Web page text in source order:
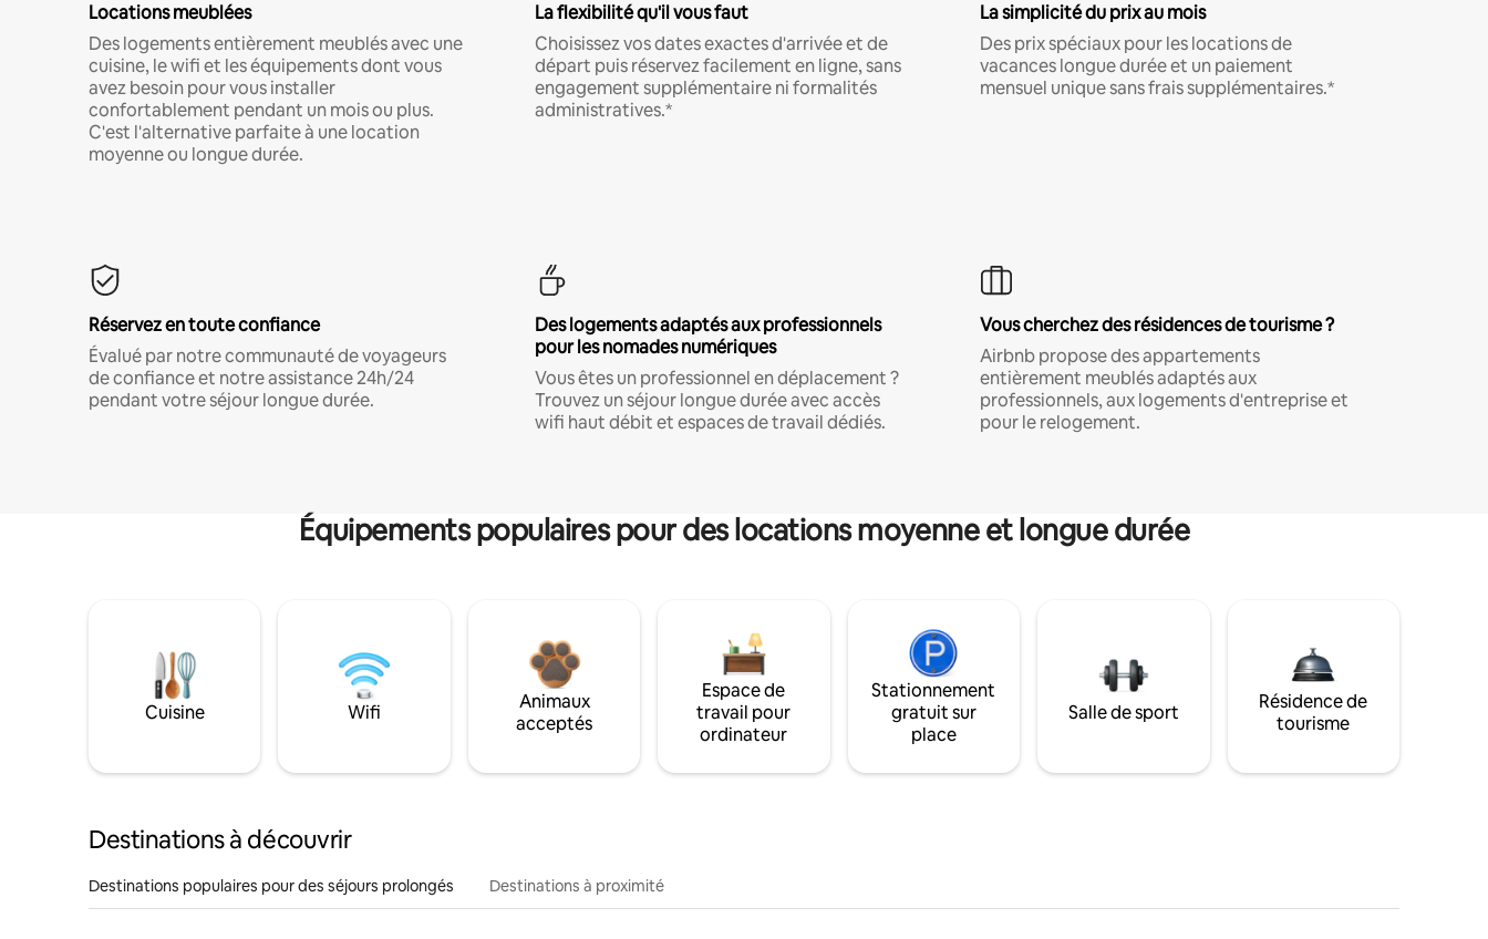
Locations meublées
Des logements entièrement meublés avec une
cuisine, le wifi et les équipements dont vous
avez besoin pour vous installer
confortablement pendant un mois ou plus.
C'est l'alternative parfaite à une location
moyenne ou longue durée.
La flexibilité qu'il vous faut
Choisissez vos dates exactes d'arrivée et de
départ puis réservez facilement en ligne, sans
engagement supplémentaire ni formalités
administratives.*
La simplicité du prix au mois
Des prix spéciaux pour les locations de
vacances longue durée et un paiement
mensuel unique sans frais supplémentaires.*
Réservez en toute confiance
Évalué par notre communauté de voyageurs
de confiance et notre assistance 24h/24
pendant votre séjour longue durée.
Des logements adaptés aux professionnels
pour les nomades numériques
Vous êtes un professionnel en déplacement ?
Trouvez un séjour longue durée avec accès
wifi haut débit et espaces de travail dédiés.
Vous cherchez des résidences de tourisme ?
Airbnb propose des appartements
entièrement meublés adaptés aux
professionnels, aux logements d'entreprise et
pour le relogement.
Équipements populaires pour des locations moyenne et longue durée
Cuisine Wifi
Animaux
acceptés
Espace de
travail pour
ordinateur
Stationnement
gratuit sur
place
Salle de sport
Résidence de
tourisme
Destinations à découvrir
Destinations populaires pour des séjours prolongés Destinations à proximité